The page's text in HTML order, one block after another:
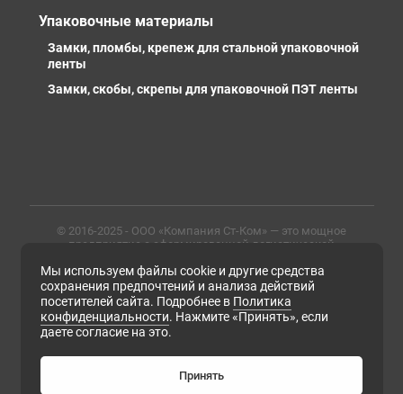
Упаковочные материалы
Замки, пломбы, крепеж для стальной упаковочной
ленты
Замки, скобы, скрепы для упаковочной ПЭТ ленты
© 2016-2025 - ООО «Компания Ст-Ком» — это мощное
предприятие с сформированной логистической
профессиональными сотрудниками. Предлагаем
металлопрокат любых марок, типов и размеров с
доставкой в России и СНГ
ИНН 6679102638, ОГРН 1169658133171
Согласие на обработку персональных данных
Согласие на получение рассылки рекламно-
информационных материалов
Мы используем файлы cookie и другие средства
сохранения предпочтений и анализа действий
посетителей сайта. Подробнее в Политика
конфиденциальности. Нажмите «Принять», если
даете согласие на это.
Принять